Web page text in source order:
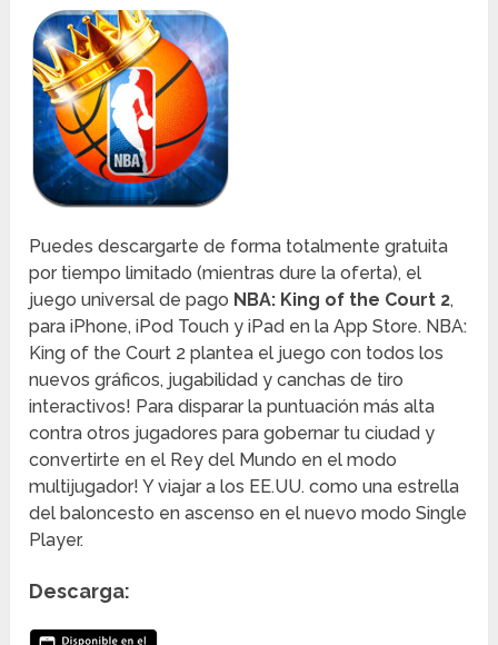
Puedes descargarte de forma totalmente gratuita
por tiempo limitado (mientras dure la oferta), el
juego universal de pago NBA: King of the Court 2,
para iPhone, iPod Touch y iPad en la App Store. NBA:
King of the Court 2 plantea el juego con todos los
nuevos gráficos, jugabilidad y canchas de tiro
interactivos! Para disparar la puntuación más alta
contra otros jugadores para gobernar tu ciudad y
convertirte en el Rey del Mundo en el modo
multijugador! Y viajar a los EE.UU. como una estrella
del baloncesto en ascenso en el nuevo modo Single
Player.
Descarga: